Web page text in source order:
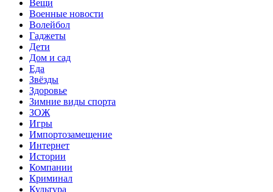
Вещи
Военные новости
Волейбол
Гаджеты
Дети
Дом и сад
Еда
Звёзды
Здоровье
Зимние виды спорта
ЗОЖ
Игры
Импортозамещение
Интернет
Истории
Компании
Криминал
Культура